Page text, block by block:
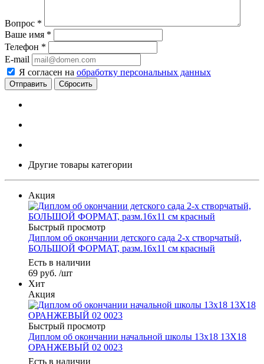
Вопрос *
Ваше имя *
Телефон *
E-mail
Я согласен на обработку персональных данных
Сбросить
Другие товары категории
Акция
Быстрый просмотр
Диплом об окончании детского сада 2-х створчатый,
БОЛЬШОЙ ФОРМАТ, разм.16х11 см красный
Есть в наличии
69 руб. /шт
Хит
Акция
Быстрый просмотр
Диплом об окончании начальной школы 13х18 13Х18
ОРАНЖЕВЫЙ 02 0023
Есть в наличии